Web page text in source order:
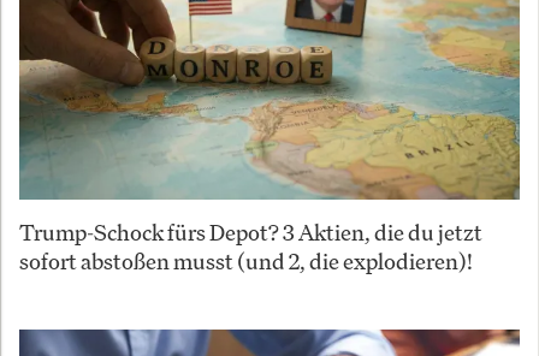
Trump-Schock fürs Depot? 3 Aktien, die du jetzt
sofort abstoßen musst (und 2, die explodieren)!